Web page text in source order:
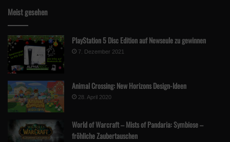
Meist gesehen
PlayStation 5 Disc Edition auf Newseule zu gewinnen
7. Dezember 2021
Animal Crossing: New Horizons Design-Ideen
28. April 2020
World of Warcraft – Mists of Pandaria: Symbiose –
fröhliche Zaubertauschen